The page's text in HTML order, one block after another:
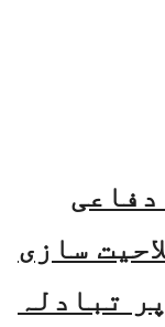
سازی
تبادلہ